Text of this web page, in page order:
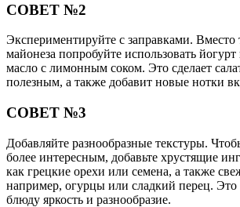
СОВЕТ №2
Экспериментируйте с заправками. Вместо
майонеза попробуйте использовать
масло с лимонным соком. Это сделает
полезным, а также добавит новые нотки
СОВЕТ №3
Добавляйте разнообразные текстуры.
более интересным, добавьте хрустящие
как грецкие орехи или семена, а также
например, огурцы или сладкий перец.
блюду яркость и разнообразие.